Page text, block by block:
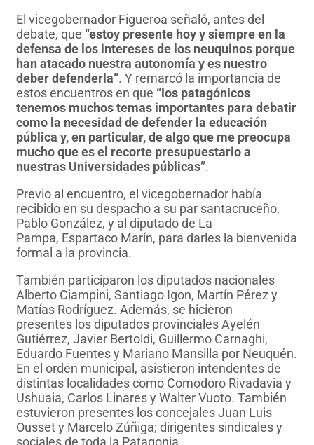
El vicegobernador Figueroa señaló, antes del
debate, que “estoy presente hoy y siempre en la
defensa de los intereses de los neuquinos porque
han atacado nuestra autonomía y es nuestro
deber defenderla”. Y remarcó la importancia de
estos encuentros en que “los patagónicos
tenemos muchos temas importantes para debatir
como la necesidad de defender la educación
pública y, en particular, de algo que me preocupa
mucho que es el recorte presupuestario a
nuestras Universidades públicas”.
Previo al encuentro, el vicegobernador había
recibido en su despacho a su par santacruceño,
Pablo González, y al diputado de La
Pampa, Espartaco Marín, para darles la bienvenida
formal a la provincia.
También participaron los diputados nacionales
Alberto Ciampini, Santiago Igon, Martín Pérez y
Matías Rodríguez. Además, se hicieron
presentes los diputados provinciales Ayelén
Gutiérrez, Javier Bertoldi, Guillermo Carnaghi,
Eduardo Fuentes y Mariano Mansilla por Neuquén.
En el orden municipal, asistieron intendentes de
distintas localidades como Comodoro Rivadavia y
Ushuaia, Carlos Linares y Walter Vuoto. También
estuvieron presentes los concejales Juan Luis
Ousset y Marcelo Zúñiga; dirigentes sindicales y
sociales de toda la Patagonia.